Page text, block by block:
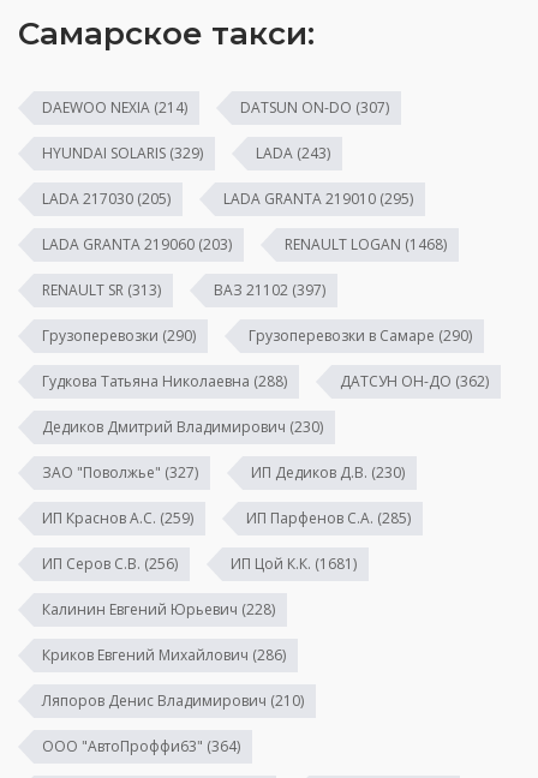
Самарское такси:
DAEWOO NEXIA (214) DATSUN ON-DO (307)
HYUNDAI SOLARIS (329) LADA (243)
LADA 217030 (205) LADA GRANTA 219010 (295)
LADA GRANTA 219060 (203) RENAULT LOGAN (1468)
RENAULT SR (313) ВАЗ 21102 (397)
Грузоперевозки (290) Грузоперевозки в Самаре (290)
Гудкова Татьяна Николаевна (288) ДАТСУН ОН-ДО (362)
Дедиков Дмитрий Владимирович (230)
ЗАО "Поволжье" (327) ИП Дедиков Д.В. (230)
ИП Краснов А.С. (259) ИП Парфенов С.А. (285)
ИП Серов С.В. (256) ИП Цой К.К. (1681)
Калинин Евгений Юрьевич (228)
Криков Евгений Михайлович (286)
Ляпоров Денис Владимирович (210)
ООО "АвтоПроффи63" (364)